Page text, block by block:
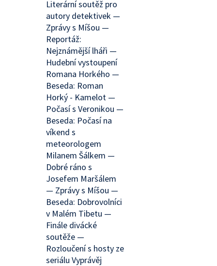
Literární soutěž pro
autory detektivek —
Zprávy s Míšou —
Reportáž:
Nejznámější lháři —
Hudební vystoupení
Romana Horkého —
Beseda: Roman
Horký - Kamelot —
Počasí s Veronikou —
Beseda: Počasí na
víkend s
meteorologem
Milanem Šálkem —
Dobré ráno s
Josefem Maršálem
— Zprávy s Míšou —
Beseda: Dobrovolníci
v Malém Tibetu —
Finále divácké
soutěže —
Rozloučení s hosty ze
seriálu Vyprávěj